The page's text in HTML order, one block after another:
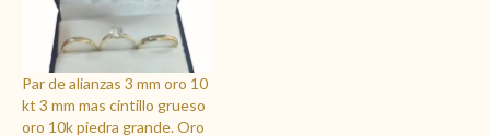
Par de alianzas 3 mm oro 10
kt 3 mm mas cintillo grueso
oro 10k piedra grande. Oro